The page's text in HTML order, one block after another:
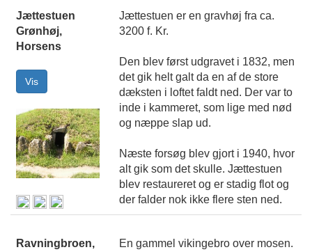
Jættestuen
Grønhøj,
Horsens
Jættestuen er en gravhøj fra ca.
3200 f. Kr.
Den blev først udgravet i 1832, men
det gik helt galt da en af de store
dæksten i loftet faldt ned. Der var to
inde i kammeret, som lige med nød
og næppe slap ud.
Næste forsøg blev gjort i 1940, hvor
alt gik som det skulle. Jættestuen
blev restaureret og er stadig flot og
der falder nok ikke flere sten ned.
Ravningbroen,
En gammel vikingebro over mosen.